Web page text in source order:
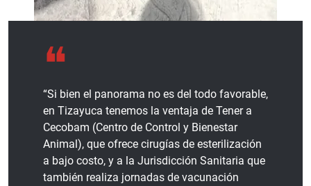
“Si bien el panorama no es del todo favorable,
en Tizayuca tenemos la ventaja de Tener a
Cecobam (Centro de Control y Bienestar
Animal), que ofrece cirugías de esterilización
a bajo costo, y a la Jurisdicción Sanitaria que
también realiza jornadas de vacunación